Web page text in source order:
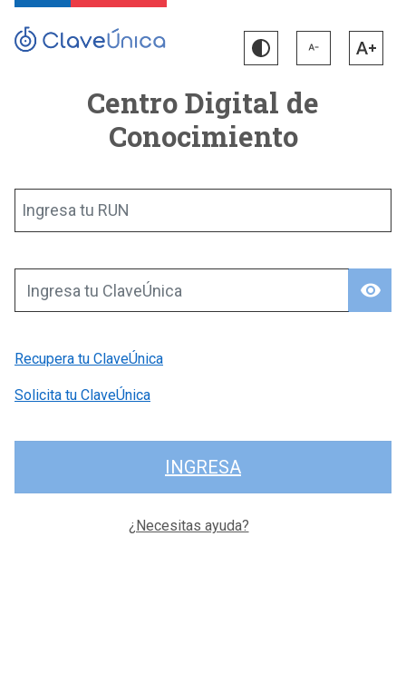
Centro Digital de
Conocimiento
Ingresa tu RUN
visibility
Ingresa tu ClaveÚnica
Recupera tu ClaveÚnica
Solicita tu ClaveÚnica
INGRESA
¿Necesitas ayuda?